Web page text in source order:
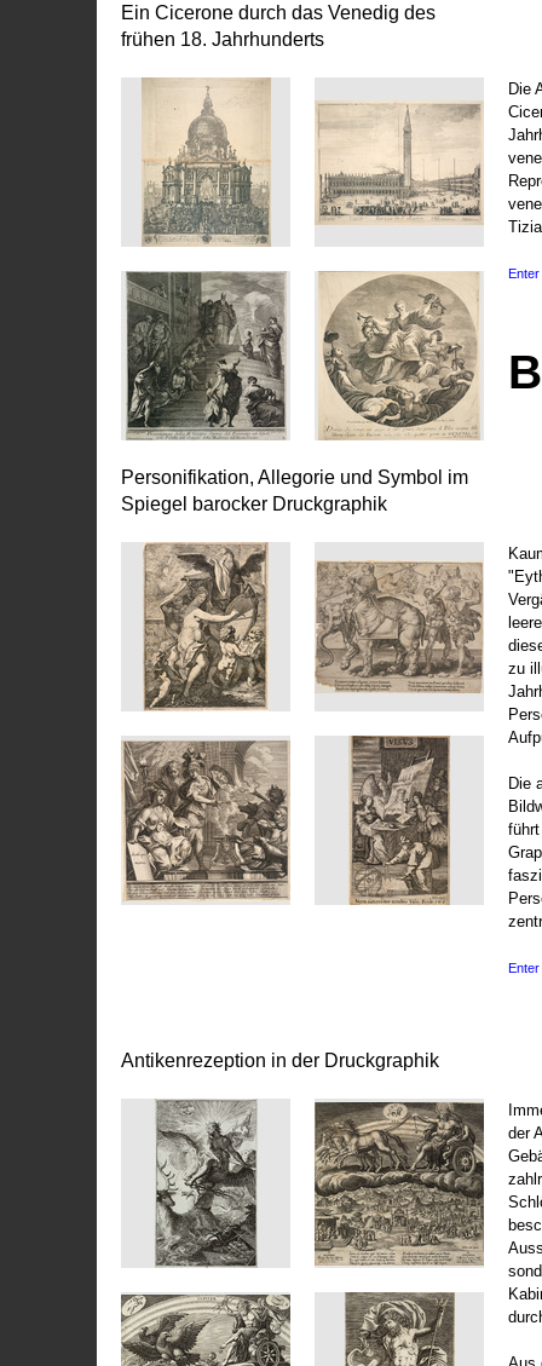
Ein Cicerone durch das Venedig des
frühen 18. Jahrhunderts
Die
Enter
Personifikation, Allegorie und Symbol im
Spiegel barocker Druckgraphik
zu
Die
Enter
Antikenrezeption in der Druckgraphik
der